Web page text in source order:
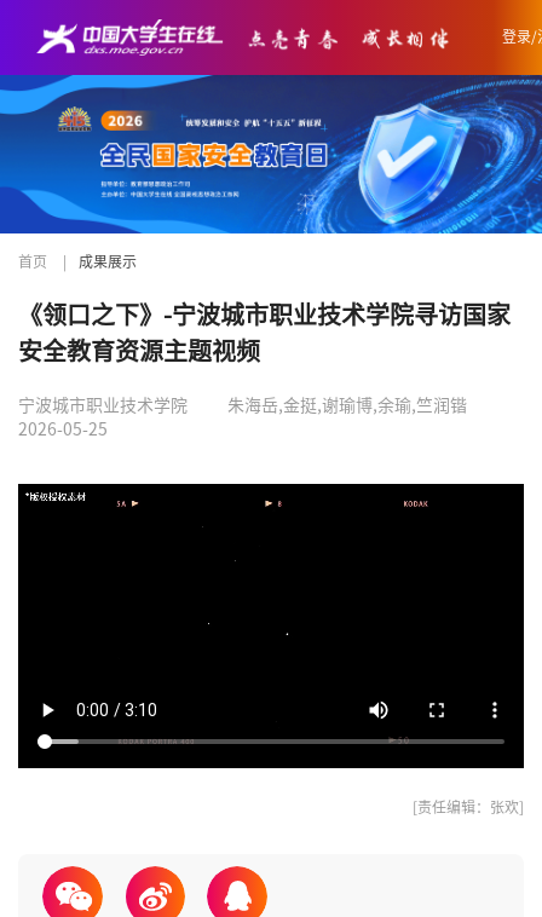
登录/
首页 成果展示
《领口之下》-宁波城市职业技术学院寻访国家
安全教育资源主题视频
宁波城市职业技术学院
朱海岳,金挺,谢瑜博,余瑜,竺润锴
2026-05-25
[责任编辑：张欢]